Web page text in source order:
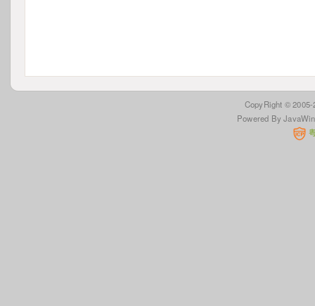
CopyRight ©
Powered By